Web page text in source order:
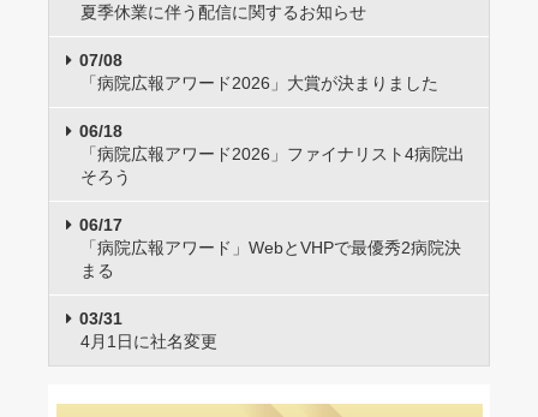
夏季休業に伴う配信に関するお知らせ
07/08
「病院広報アワード2026」大賞が決まりました
06/18
「病院広報アワード2026」ファイナリスト4病院出
そろう
06/17
「病院広報アワード」WebとVHPで最優秀2病院決
まる
03/31
4月1日に社名変更